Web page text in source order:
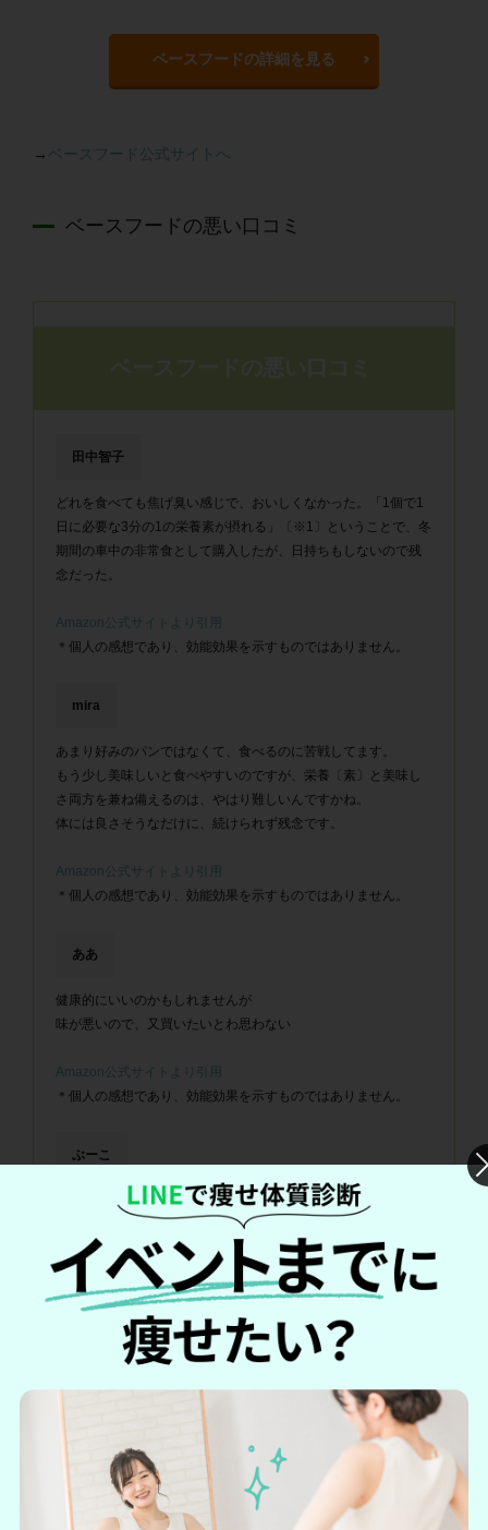
ベースフードの詳細を見る
→ ベースフード公式サイトへ
ベースフードの悪い口コミ
田中智子
どれを食べても焦げ臭い感じで、おいしくなかった。「1個で1
日に必要な3分の1の栄養素が摂れる」〔※1〕ということで、冬
期間の車中の非常食として購入したが、日持ちもしないので残
念だった。
Amazon公式サイトより引用
＊個人の感想であり、効能効果を示すものではありません。
mira
あまり好みのパンではなくて、食べるのに苦戦してます。
もう少し美味しいと食べやすいのですが、栄養〔素〕と美味し
さ両方を兼ね備えるのは、やはり難しいんですかね。
体には良さそうなだけに、続けられず残念です。
Amazon公式サイトより引用
＊個人の感想であり、効能効果を示すものではありません。
ああ
健康的にいいのかもしれませんが
味が悪いので、又買いたいとわ思わない
Amazon公式サイトより引用
＊個人の感想であり、効能効果を示すものではありません。
ぶーこ
完全栄養食〔※1〕って興味があって購入しました。味はよかっ
たです。満足感もありました、ただ、私には糖質が思ったより
高かったのが難点でした。多分、もう買わないかな。
Amazon公式サイトより引用
＊個人の感想であり、効能効果を示すものではありません。
ベースフードの詳細を見る